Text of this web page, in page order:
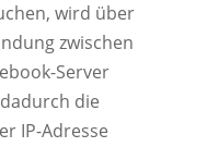
wird über
zwischen
Server
die
IP-Adresse